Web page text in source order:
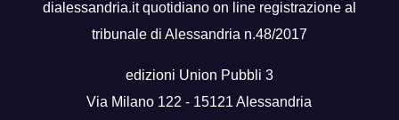
dialessandria.it quotidiano on line registrazione al
tribunale di Alessandria n.48/2017
edizioni Union Pubbli 3
Via Milano 122 - 15121 Alessandria